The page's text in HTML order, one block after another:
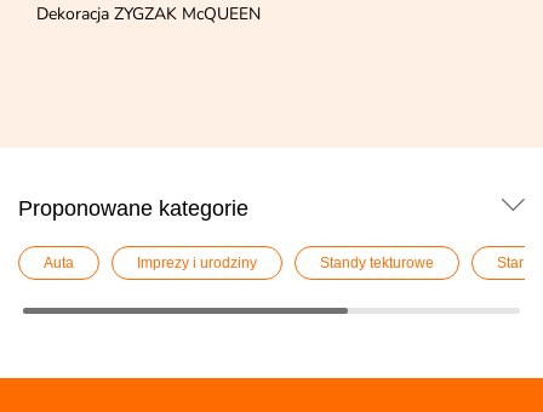
Dekoracja ZYGZAK McQUEEN
Proponowane kategorie
Auta Imprezy i urodziny Standy tekturowe Star